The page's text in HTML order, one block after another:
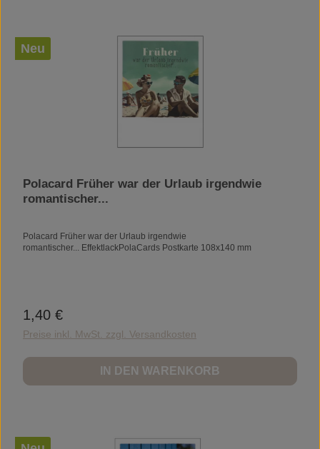
Neu
Polacard Früher war der Urlaub irgendwie
romantischer...
Polacard Früher war der Urlaub irgendwie
romantischer... EffektlackPolaCards Postkarte 108x140 mm
Regulärer Preis:
1,40 €
Preise inkl. MwSt. zzgl. Versandkosten
IN DEN WARENKORB